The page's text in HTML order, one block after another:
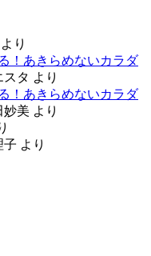
より
！あきらめないカラダ
スタ より
！あきらめないカラダ
妙美 より
子 より